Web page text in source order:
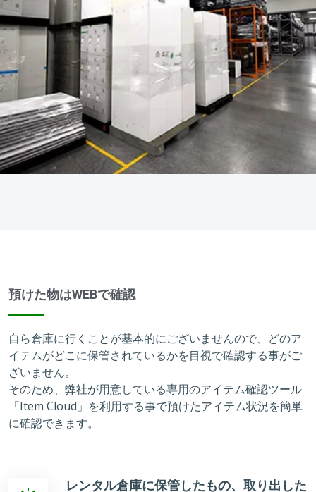
預けた物はWEBで確認
自ら倉庫に行くことが基本的にございませんので、どのア
イテムがどこに保管されているかを目視で確認する事がご
ざいません。
そのため、弊社が用意している専用のアイテム確認ツール
「Item Cloud」を利用する事で預けたアイテム状況を簡単
に確認できます。
レンタル倉庫に保管したもの、取り出した